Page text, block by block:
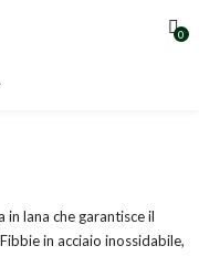
0
IN LANA
lana che garantisce il
Fibbie in acciaio inossidabile,